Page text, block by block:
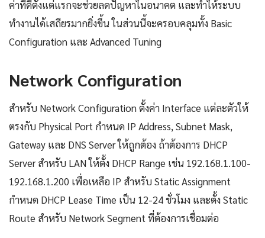
ค่าที่ดีตั้งแต่แรกจะช่วยลดปัญหาในอนาคต และทำให้ระบบ
ทำงานได้เสถียรมากยิ่งขึ้น ในส่วนนี้จะครอบคลุมทั้ง Basic
Configuration และ Advanced Tuning
Network Configuration
สำหรับ Network Configuration ตั้งค่า Interface แต่ละตัวให้
ตรงกับ Physical Port กำหนด IP Address, Subnet Mask,
Gateway และ DNS Server ให้ถูกต้อง ถ้าต้องการ DHCP
Server สำหรับ LAN ให้ตั้ง DHCP Range เช่น 192.168.1.100-
192.168.1.200 เพื่อเหลือ IP สำหรับ Static Assignment
กำหนด DHCP Lease Time เป็น 12-24 ชั่วโมง และตั้ง Static
Route สำหรับ Network Segment ที่ต้องการเชื่อมต่อ